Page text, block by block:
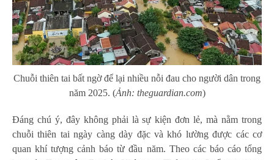
Chuỗi thiên tai bất ngờ để lại nhiều nỗi đau cho người dân trong
năm 2025. (Ảnh: theguardian.com)
Đáng chú ý, đây không phải là sự kiện đơn lẻ, mà nằm trong
chuỗi thiên tai ngày càng dày đặc và khó lường được các cơ
quan khí tượng cảnh báo từ đầu năm. Theo các báo cáo tổng